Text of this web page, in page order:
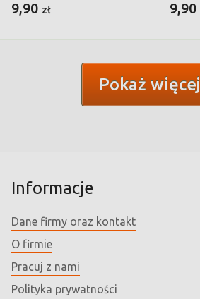
9,90 zł 9,90
Pokaż więcej
Informacje
Dane firmy oraz kontakt
O firmie
Pracuj z nami
Polityka prywatności